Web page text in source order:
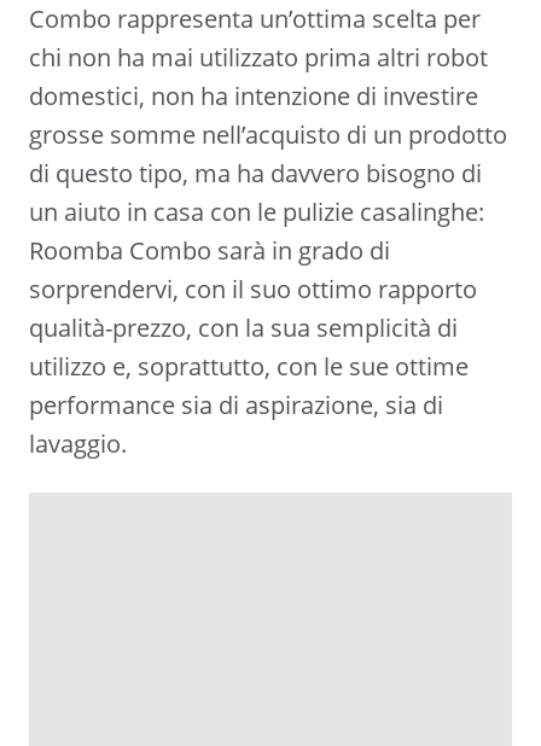
Combo rappresenta un’ottima scelta per
chi non ha mai utilizzato prima altri robot
domestici, non ha intenzione di investire
grosse somme nell’acquisto di un prodotto
di questo tipo, ma ha davvero bisogno di
un aiuto in casa con le pulizie casalinghe:
Roomba Combo sarà in grado di
sorprendervi, con il suo ottimo rapporto
qualità-prezzo, con la sua semplicità di
utilizzo e, soprattutto, con le sue ottime
performance sia di aspirazione, sia di
lavaggio.